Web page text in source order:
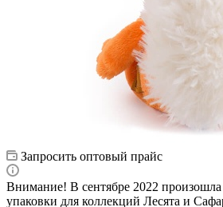
Запросить оптовый прайс
Внимание! В сентябре 2022
упаковки для коллекций Лесята и